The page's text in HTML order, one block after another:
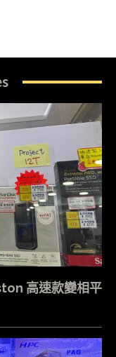
高速款變相平